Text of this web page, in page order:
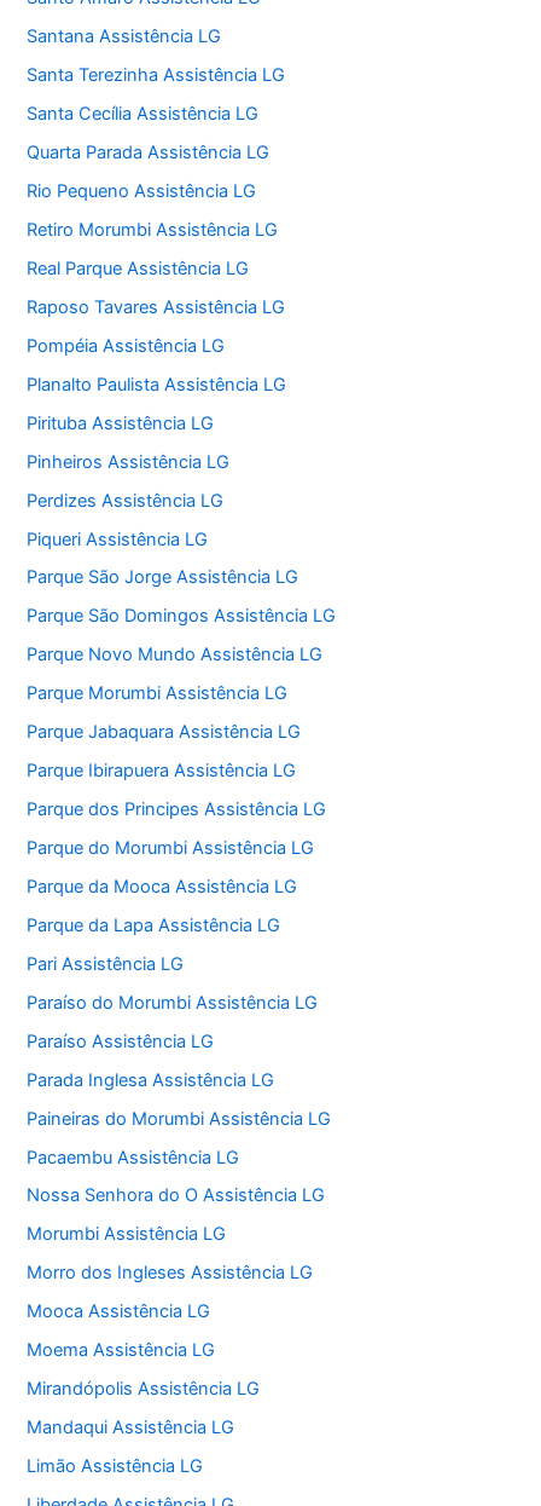
Santana Assistência LG
Santa Terezinha Assistência LG
Santa Cecília Assistência LG
Quarta Parada Assistência LG
Rio Pequeno Assistência LG
Retiro Morumbi Assistência LG
Real Parque Assistência LG
Raposo Tavares Assistência LG
Pompéia Assistência LG
Planalto Paulista Assistência LG
Pirituba Assistência LG
Pinheiros Assistência LG
Perdizes Assistência LG
Piqueri Assistência LG
Parque São Jorge Assistência LG
Parque São Domingos Assistência LG
Parque Novo Mundo Assistência LG
Parque Morumbi Assistência LG
Parque Jabaquara Assistência LG
Parque Ibirapuera Assistência LG
Parque dos Principes Assistência LG
Parque do Morumbi Assistência LG
Parque da Mooca Assistência LG
Parque da Lapa Assistência LG
Pari Assistência LG
Paraíso do Morumbi Assistência LG
Paraíso Assistência LG
Parada Inglesa Assistência LG
Paineiras do Morumbi Assistência LG
Pacaembu Assistência LG
Nossa Senhora do O Assistência LG
Morumbi Assistência LG
Morro dos Ingleses Assistência LG
Mooca Assistência LG
Moema Assistência LG
Mirandópolis Assistência LG
Mandaqui Assistência LG
Limão Assistência LG